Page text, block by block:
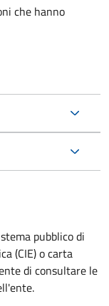
che hanno
pubblico di
(CIE) o carta
di consultare le